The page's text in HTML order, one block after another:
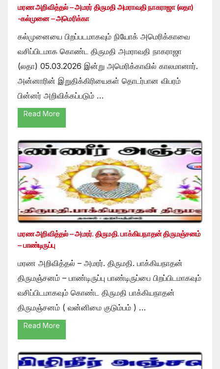
மரண அறிவித்தல் – அமரர் திருமதி அமராவதி நாகராஜா (லதா)
-கல்முனை – அமெரிக்கா
கல்முனையை பிறப்படமாகவும் நியோக் அமெரிக்காவை
வசிப்பிடமாக கொண்ட திருமதி அமராவதி நாகராஜா
(லதா) 05.03.2026 இன்று அமெரிக்காவில் காலமானார்.
அன்னாரின் இறுதிக்கிரியைகள் தொடர்பான விபரம்
பின்னர் அறிவிக்கப்படும் …
Read More
மரண அறிவித்தல் – அமரர். திருமதி. பாக்கியநாதன் திருமஞ்சனம்
– பாண்டிருப்பு
மரண அறிவித்தல் – அமரர். திருமதி. பாக்கியநாதன்
திருமஞ்சனம் – பாண்டிருப்பு பாண்டிருப்பை பிறப்பிடமாகவும்
வசிப்பிடமாகவும் கொண்ட திருமதி பாக்கியநாதன்
திருமஞ்சனம் ( வன்னிமை குடும்பம் ) …
Read More